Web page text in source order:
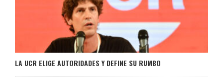
LA UCR ELIGE AUTORIDADES Y DEFINE SU RUMBO